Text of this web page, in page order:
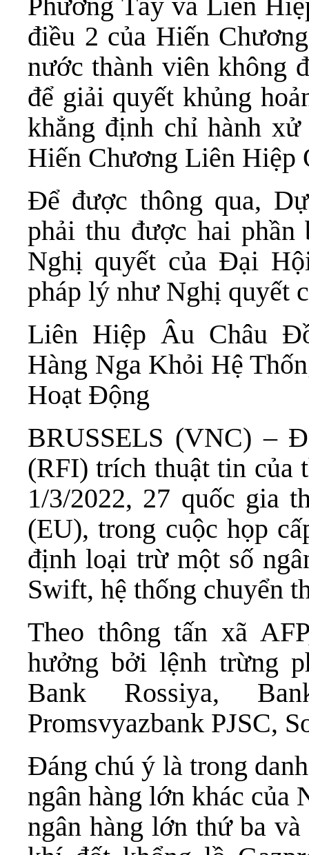
điều 2 của Hiến
nước thành viên không
để giải quyết khủng
khẳng định chỉ hành
Hiến Chương Liên Hiệp
Để được thông qua,
phải thu được hai phần
Nghị quyết của Đại
pháp lý như Nghị quyết
Liên Hiệp Âu Châu
Hàng Nga Khỏi Hệ
Hoạt Động
BRUSSELS (VNC) –
(RFI) trích thuật tin của
1/3/2022, 27 quốc gia
(EU), trong cuộc họp
định loại trừ một số
Swift, hệ thống chuyển
Theo thông tấn xã
hưởng bởi lệnh trừng
Bank Rossiya,
Promsvyazbank PJSC,
Đáng chú ý là trong
ngân hàng lớn khác của
ngân hàng lớn thứ ba